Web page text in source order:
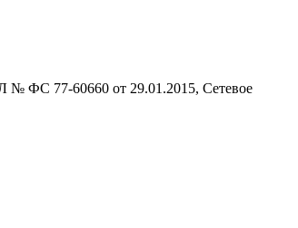
№ ФС 77-60660 от 29.01.2015, Сетевое